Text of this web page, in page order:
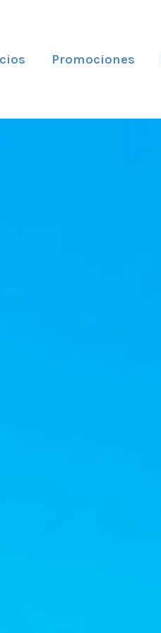
Promociones